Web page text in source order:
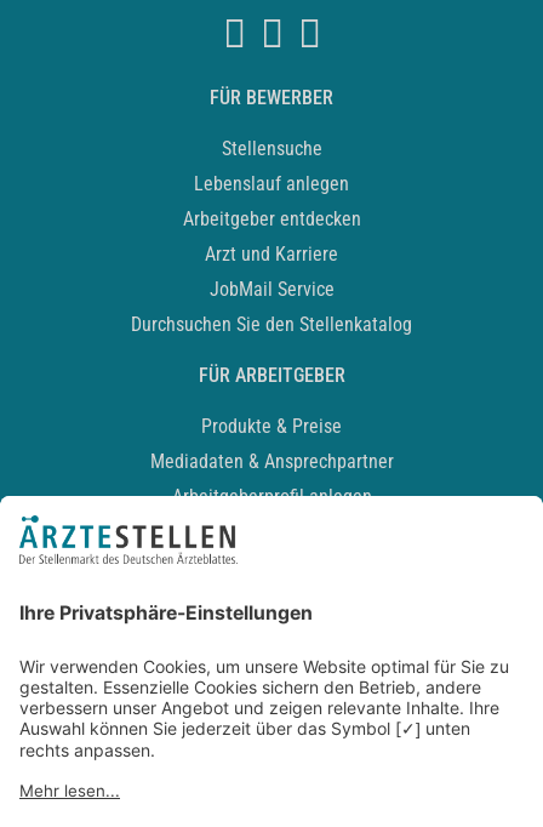
FÜR BEWERBER
Stellensuche
Lebenslauf anlegen
Arbeitgeber entdecken
Arzt und Karriere
JobMail Service
Durchsuchen Sie den Stellenkatalog
FÜR ARBEITGEBER
Produkte & Preise
Mediadaten & Ansprechpartner
Arbeitgeberprofil anlegen
Recruiting-Podcast
Kontakt
Datenschutz
Newsletter